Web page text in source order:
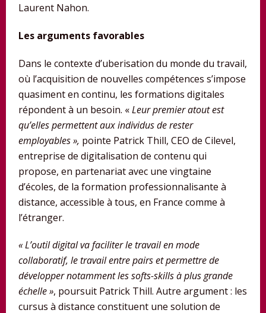
Laurent Nahon.
Les arguments favorables
Dans le contexte d’uberisation du monde du travail,
où l’acquisition de nouvelles compétences s’impose
quasiment en continu, les formations digitales
répondent à un besoin. «Leur premier atout est
qu’elles permettent aux individus de rester
employables », pointe Patrick Thill, CEO de Cilevel,
entreprise de digitalisation de contenu qui
propose, en partenariat avec une vingtaine
d’écoles, de la formation professionnalisante à
distance, accessible à tous, en France comme à
l’étranger.
« L’outil digital va faciliter le travail en mode
collaboratif, le travail entre pairs et permettre de
développer notamment les softs-skills à plus grande
échelle », poursuit Patrick Thill. Autre argument : les
cursus à distance constituent une solution de